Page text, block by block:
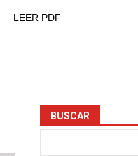
LEER PDF
BUSCAR